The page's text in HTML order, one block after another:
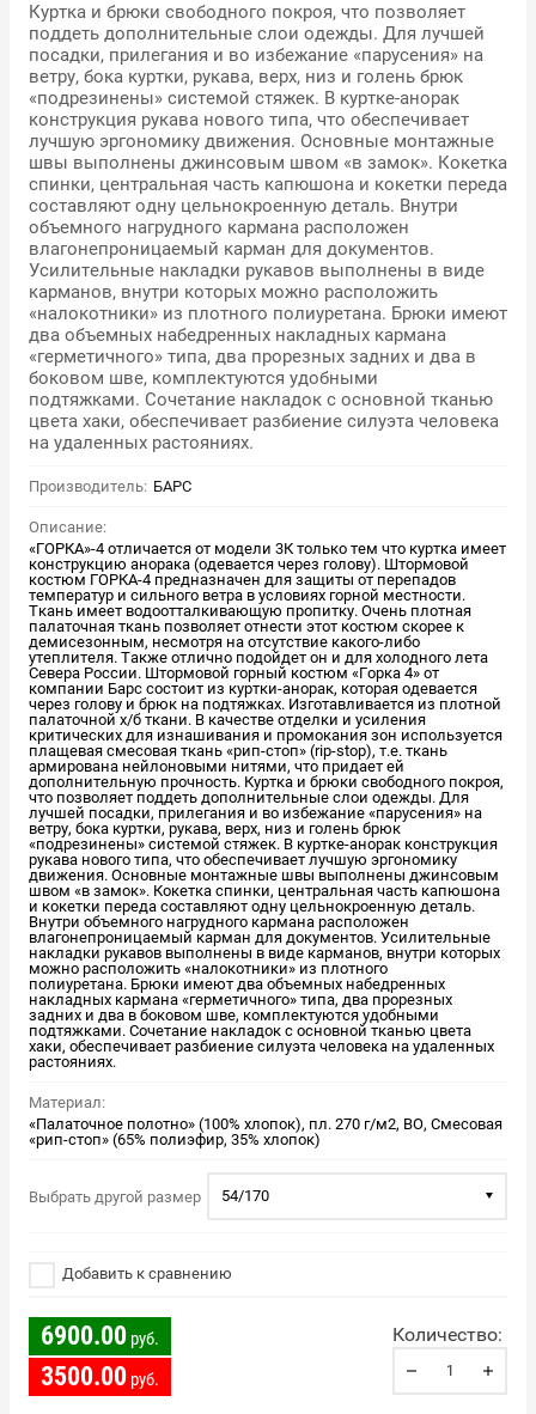
Куртка и брюки свободного покроя, что позволяет
поддеть дополнительные слои одежды. Для лучшей
посадки, прилегания и во избежание «парусения» на
ветру, бока куртки, рукава, верх, низ и голень брюк
«подрезинены» системой стяжек. В куртке-анорак
конструкция рукава нового типа, что обеспечивает
лучшую эргономику движения. Основные монтажные
швы выполнены джинсовым швом «в замок». Кокетка
спинки, центральная часть капюшона и кокетки переда
составляют одну цельнокроенную деталь. Внутри
объемного нагрудного кармана расположен
влагонепроницаемый карман для документов.
Усилительные накладки рукавов выполнены в виде
карманов, внутри которых можно расположить
«налокотники» из плотного полиуретана. Брюки имеют
два объемных набедренных накладных кармана
«герметичного» типа, два прорезных задних и два в
боковом шве, комплектуются удобными
подтяжками. Сочетание накладок с основной тканью
цвета хаки, обеспечивает разбиение силуэта человека
на удаленных растояниях.
Производитель: БАРС
Описание:
«ГОРКА»-4 отличается от модели 3К только тем что куртка имеет
конструкцию анорака (одевается через голову). Штормовой
костюм ГОРКА-4 предназначен для защиты от перепадов
температур и сильного ветра в условиях горной местности.
Ткань имеет водоотталкивающую пропитку. Очень плотная
палаточная ткань позволяет отнести этот костюм скорее к
демисезонным, несмотря на отсутствие какого-либо
утеплителя. Также отлично подойдет он и для холодного лета
Севера России. Штормовой горный костюм «Горка 4» от
компании Барс состоит из куртки-анорак, которая одевается
через голову и брюк на подтяжках. Изготавливается из плотной
палаточной х/б ткани. В качестве отделки и усиления
критических для изнашивания и промокания зон используется
плащевая смесовая ткань «рип-стоп» (rip-stop), т.е. ткань
армирована нейлоновыми нитями, что придает ей
дополнительную прочность. Куртка и брюки свободного покроя,
что позволяет поддеть дополнительные слои одежды. Для
лучшей посадки, прилегания и во избежание «парусения» на
ветру, бока куртки, рукава, верх, низ и голень брюк
«подрезинены» системой стяжек. В куртке-анорак конструкция
рукава нового типа, что обеспечивает лучшую эргономику
движения. Основные монтажные швы выполнены джинсовым
швом «в замок». Кокетка спинки, центральная часть капюшона
и кокетки переда составляют одну цельнокроенную деталь.
Внутри объемного нагрудного кармана расположен
влагонепроницаемый карман для документов. Усилительные
накладки рукавов выполнены в виде карманов, внутри которых
можно расположить «налокотники» из плотного
полиуретана. Брюки имеют два объемных набедренных
накладных кармана «герметичного» типа, два прорезных
задних и два в боковом шве, комплектуются удобными
подтяжками. Сочетание накладок с основной тканью цвета
хаки, обеспечивает разбиение силуэта человека на удаленных
растояниях.
Материал:
«Палаточное полотно» (100% хлопок), пл. 270 г/м2, ВО, Смесовая
«рип-стоп» (65% полиэфир, 35% хлопок)
Выбрать другой размер 54/170
Добавить к сравнению
6900.00 руб.
3500.00 руб.
Количество: